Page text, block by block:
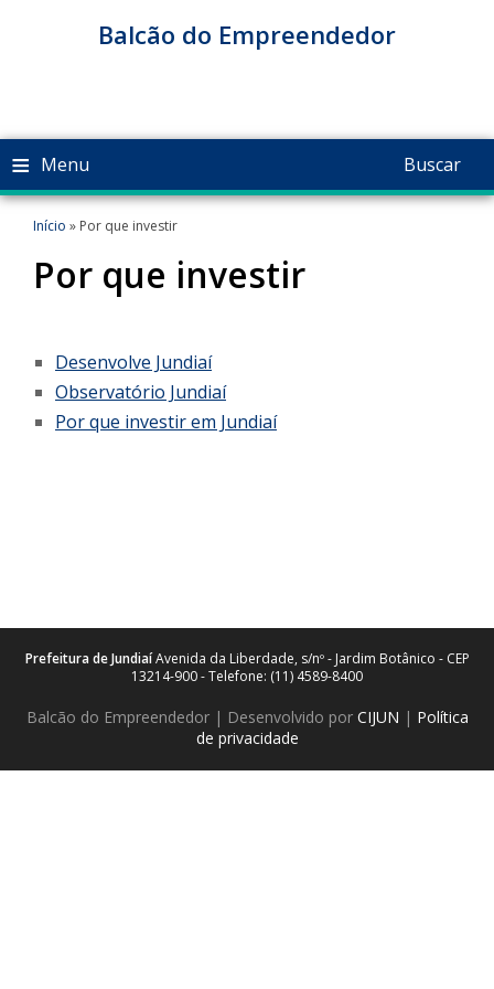
Balcão do Empreendedor
≡ Menu Buscar
Início » Por que investir
Por que investir
Desenvolve Jundiaí
Observatório Jundiaí
Por que investir em Jundiaí
Prefeitura de JundiaíAvenida da Liberdade, s/nº - Jardim Botânico - CEP
13214-900 - Telefone: (11) 4589-8400
Balcão do Empreendedor | Desenvolvido por CIJUN | Política
de privacidade